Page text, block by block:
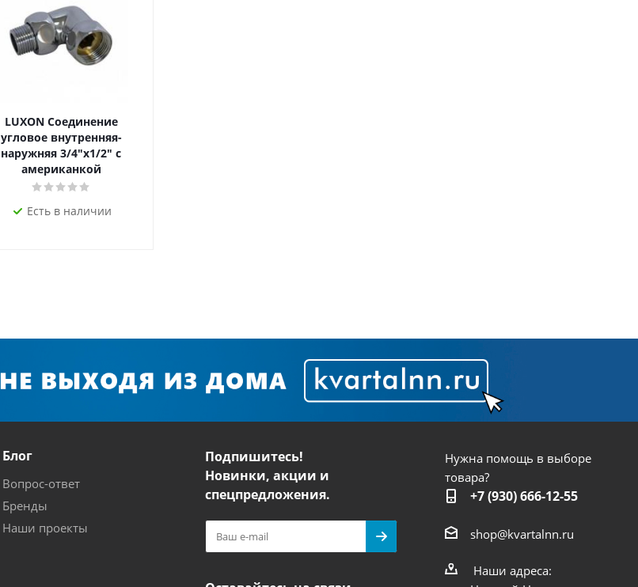
LUXON Соединение
угловое внутренняя-
наружняя 3/4"х1/2" с
американкой
Есть в наличии
Блог
Вопрос-ответ
Бренды
Наши проекты
Подпишитесь!
Новинки, акции и
спецпредложения.
Нужна помощь в выборе
товара?
+7 (930) 666-12-55
shop@kvartalnn.ru
Наши адреса: